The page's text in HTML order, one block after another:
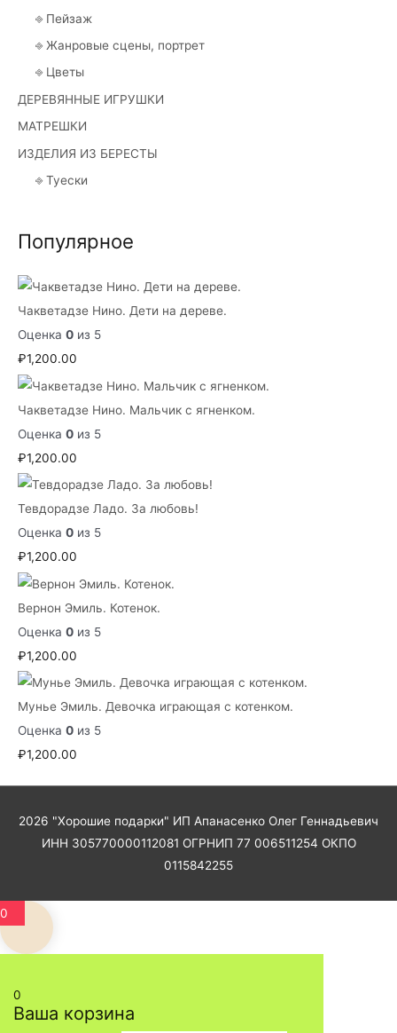
⎆ Пейзаж
⎆ Жанровые сцены, портрет
⎆ Цветы
ДЕРЕВЯННЫЕ ИГРУШКИ
МАТРЕШКИ
ИЗДЕЛИЯ ИЗ БЕРЕСТЫ
⎆ Туески
Популярное
Чакветадзе Нино. Дети на дереве.
Оценка 0 из 5
₽1,200.00
Чакветадзе Нино. Мальчик с ягненком.
Оценка 0 из 5
₽1,200.00
Тевдорадзе Ладо. За любовь!
Оценка 0 из 5
₽1,200.00
Вернон Эмиль. Котенок.
Оценка 0 из 5
₽1,200.00
Мунье Эмиль. Девочка играющая с котенком.
Оценка 0 из 5
₽1,200.00
2026 "Хорошие подарки" ИП Апанасенко Олег Геннадьевич
ИНН 305770000112081 ОГРНИП 77 006511254 ОКПО
0115842255
0
0
Ваша корзина